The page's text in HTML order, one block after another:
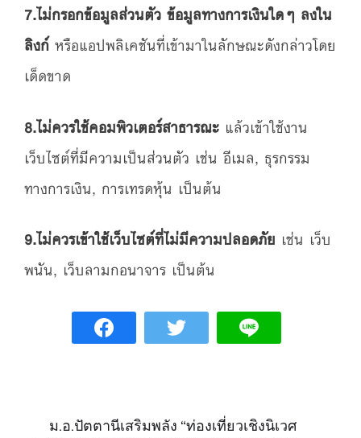
7.ไม่กรอกข้อมูลส่วนตัว ข้อมูลทางการเงินใดๆ ลงใน
ลิงก์หรือแอปพลิเคชันที่เข้ามาในลักษณะดังกล่าวโดย
เด็ดขาด
8.ไม่ควรใช้คอมพิวเตอร์สาธารณะ แล้วเข้าใช้งาน
เว็บไซต์ที่มีความเป็นส่วนตัว เช่น อีเมล, ธุรกรรม
ทางการเงิน, การเทรดหุ้น เป็นต้น
9.ไม่ควรเข้าใช้เว็บไซต์ที่ไม่มีความปลอดภัย เช่น เว็บ
พนัน, เว็บลามกอนาจาร เป็นต้น
ม.อ.ปัตตานีเสริมพลัง “ท่องเที่ยวเชิงนิเวศ